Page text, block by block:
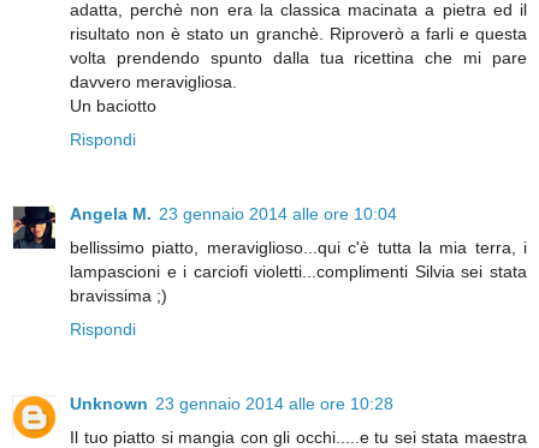
adatta, perchè non era la classica macinata a pietra ed il
risultato non è stato un granchè. Riproverò a farli e questa
volta prendendo spunto dalla tua ricettina che mi pare
davvero meravigliosa.
Un baciotto
Rispondi
Angela M. 23 gennaio 2014 alle ore 10:04
bellissimo piatto, meraviglioso...qui c'è tutta la mia terra, i
lampascioni e i carciofi violetti...complimenti Silvia sei stata
bravissima ;)
Rispondi
Unknown 23 gennaio 2014 alle ore 10:28
Il tuo piatto si mangia con gli occhi.....e tu sei stata maestra